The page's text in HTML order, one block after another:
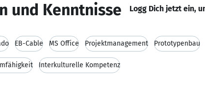
und Kenntnisse Logg Dich jetzt ein,
EB-Cable MS Office Projektmanagement Prototypenbau
Interkulturelle Kompetenz